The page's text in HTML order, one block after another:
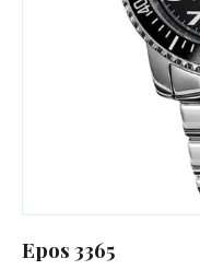
Epos 3365